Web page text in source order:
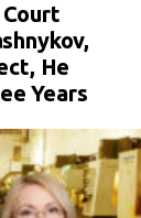
He
Years